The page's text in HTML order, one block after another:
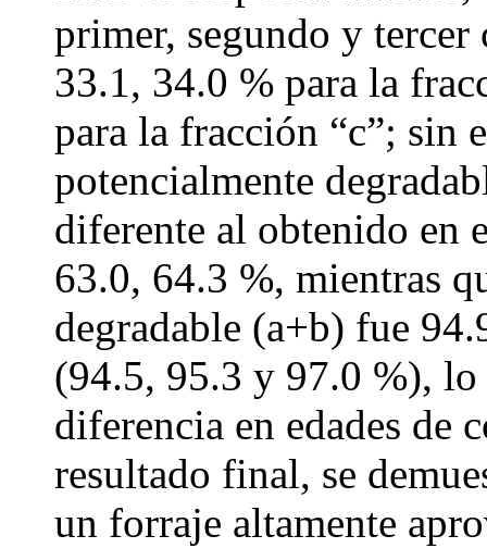
primer, segundo y
33.1, 34.0 % para la
para la fracción “c”; sin
potencialmente
diferente al obtenido en
63.0, 64.3 %, mientras
degradable (a+b) fue
(94.5, 95.3 y 97.0 %),
diferencia en edades de
resultado final, se
un forraje altamente